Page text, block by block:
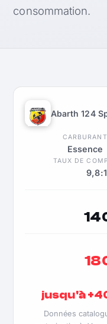
consommation.
Abarth 124
CARBURANT
Essence
TAUX DE
9,8:1
jusqu'à
Données